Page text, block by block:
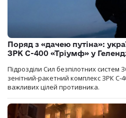
Поряд з «дачею путіна»:
ЗРК С-400 «Тріумф» у
Підрозділи Сил безпілотних систем
зенітний-ракетний комплекс ЗРК С-
важливих цілей противника.